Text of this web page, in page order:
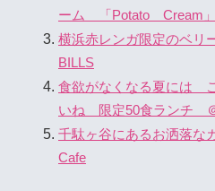
ーム 「Potato Cream」
横浜赤レンガ限定のベ
BILLS
食欲がなくなる夏には
いね 限定50食ランチ
千駄ヶ谷にあるお洒落な
Cafe